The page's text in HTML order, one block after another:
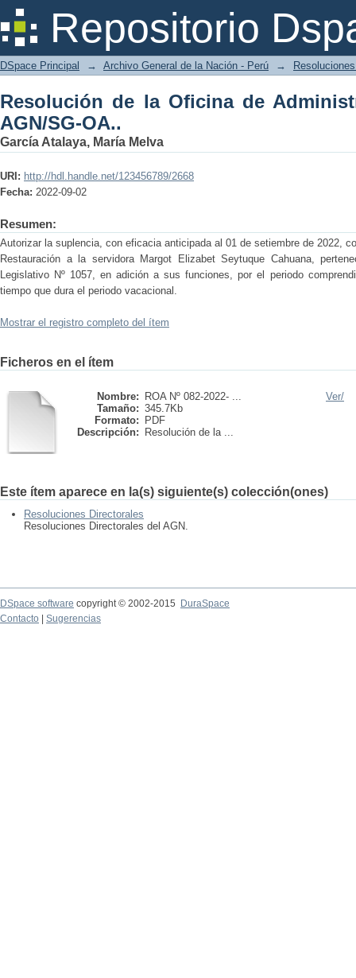
Repositorio
Resolución de la Oficina de
DSpace Principal → Archivo General de la Nación - Perú →
Resolución de la Oficina de
AGN/SG-OA..
García Atalaya, María Melva
URI: http://hdl.handle.net/123456789/2668
Fecha: 2022-09-02
Resumen:
Autorizar la suplencia, con eficacia anticipada al 01 de setiembre de 2022,
Restauración a la servidora Margot Elizabet Seytuque Cahuana,
Legislativo Nº 1057, en adición a sus funciones, por el periodo
tiempo que dura el periodo vacacional.
Mostrar el registro completo del ítem
Ficheros en el ítem
Nombre:
ROA Nº 082-2022- ...
Tamaño: 345.7Kb
Formato:
PDF
Descripción:
Resolución de la ...
Ver/
Este ítem aparece en la(s) siguiente(s) colección(ones)
Resoluciones Directorales
Resoluciones Directorales del AGN.
DSpace software copyright © 2002-2015
DuraSpace
Contacto
Sugerencias